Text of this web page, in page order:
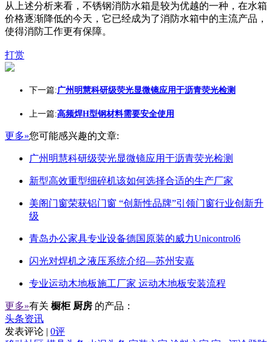
从上述分析来看，不锈钢消防水箱是较为优越的一种，在水箱
价格逐渐降低的今天，它已经成为了消防水箱中的主流产品，
使得消防工作更有保障。
打赏
下一篇:广州明慧科研级荧光显微镜应用于沥青荧光检测
上一篇:高频焊H型钢材料需要安全使用
更多»您可能感兴趣的文章:
广州明慧科研级荧光显微镜应用于沥青荧光检测
新型高效重型细碎机该如何选择合适的生产厂家
美阁门窗荣获铝门窗 “创新性品牌”引领门窗行业创新升
级
青岛办公家具专业设备德国原装的威力Unicontrol6
闪光对焊机之液压系统介绍—苏州安嘉
专业运动木地板施工厂家 运动木地板安装流程
更多»有关 橱柜 厨房 的产品：
头条资讯
发表评论 | 0评